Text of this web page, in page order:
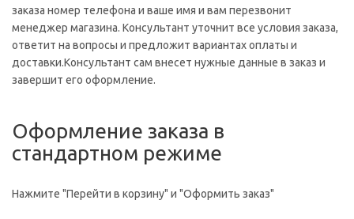
заказа номер телефона и ваше имя и вам перезвонит
менеджер магазина. Консультант уточнит все условия заказа,
ответит на вопросы и предложит вариантах оплаты и
доставки.Консультант сам внесет нужные данные в заказ и
завершит его оформление.
Оформление заказа в
стандартном режиме
Нажмите "Перейти в корзину" и "Оформить заказ"